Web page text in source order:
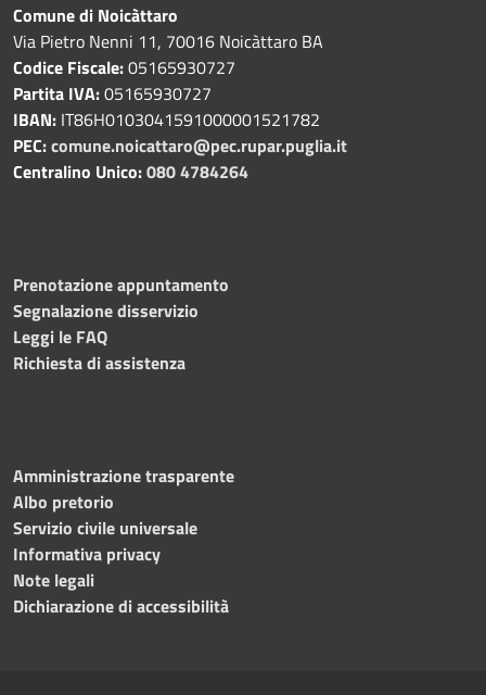
Comune di Noicàttaro
Via Pietro Nenni 11, 70016 Noicàttaro BA
Codice Fiscale:05165930727
Partita IVA:05165930727
IBAN: IT86H0103041591000001521782
PEC:comune.noicattaro@pec.rupar.puglia.it
Centralino Unico:080 4784264
Prenotazione appuntamento
Segnalazione disservizio
Leggi le FAQ
Richiesta di assistenza
Amministrazione trasparente
Albo pretorio
Servizio civile universale
Informativa privacy
Note legali
Dichiarazione di accessibilità